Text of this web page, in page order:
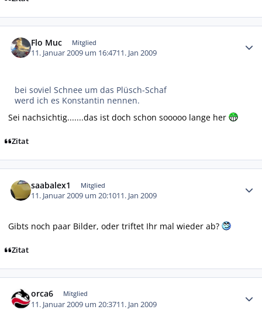
Flo Muc Mitglied
11. Januar 2009 um 16:4711. Jan 2009
bei soviel Schnee um das Plüsch-Schaf
werd ich es Konstantin nennen.
Sei nachsichtig.......das ist doch schon sooooo lange her
Zitat
saabalex1 Mitglied
11. Januar 2009 um 20:1011. Jan 2009
Gibts noch paar Bilder, oder triftet Ihr mal wieder ab?
Zitat
orca6 Mitglied
11. Januar 2009 um 20:3711. Jan 2009